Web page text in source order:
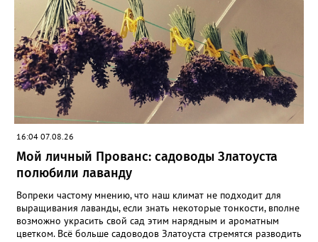
16:04 07.08.26
Мой личный Прованс: садоводы Златоуста
полюбили лаванду
Вопреки частому мнению, что наш климат не подходит для
выращивания лаванды, если знать некоторые тонкости, вполне
возможно украсить свой сад этим нарядным и ароматным
цветком. Всё больше садоводов Златоуста стремятся разводить